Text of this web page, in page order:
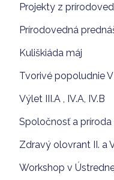
Projekty z
Prírodovedná
Kuliškiáda máj
Tvorivé popoludnie
Výlet III.A , IV.A, IV.B
Spoločnosť a príroda
Zdravý olovrant II. a
Workshop v